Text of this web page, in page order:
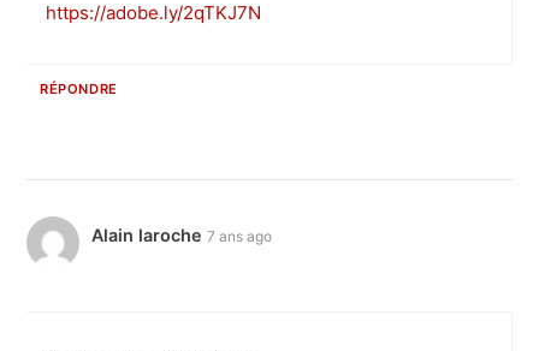
https://adobe.ly/2qTKJ7N
RÉPONDRE
Alain laroche 7 ans ago